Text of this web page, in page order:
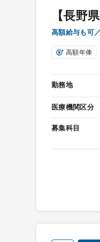
【長野
高額給与も可
高額年俸
勤務地
医療機関区分
募集科目